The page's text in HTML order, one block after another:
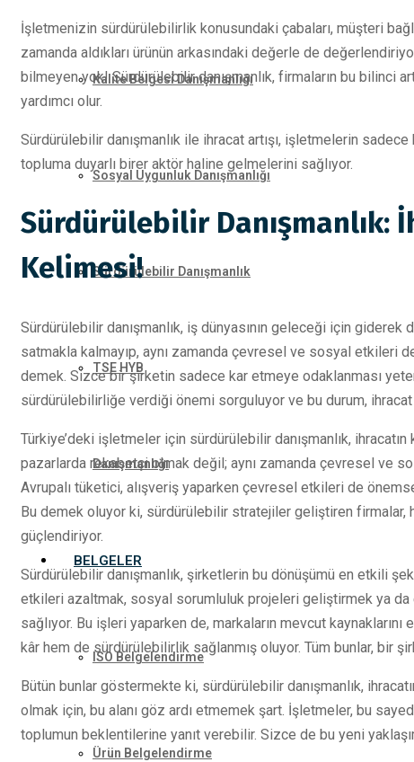
Kalite Belgesi Danışmanlığı
Sosyal Uygunluk Danışmanlığı
Sürdürülebilir Danışmanlık
TSE HYB
Danışmanlığı
BELGELER
ISO Belgelendirme
Ürün Belgelendirme
İşletmenizin sürdürülebilirlik konusundaki çabaları, müşteri
zamanda aldıkları ürünün arkasındaki değerle de
bilmeyen yok! Sürdürülebilir danışmanlık, firmaların bu bilinci
yardımcı olur.
Sürdürülebilir danışmanlık ile ihracat artışı, işletmelerin sadece
topluma duyarlı birer aktör haline gelmelerini sağlıyor.
Sürdürülebilir Danışmanlık:
Kelimesi!
Sürdürülebilir danışmanlık, iş dünyasının geleceği için
satmakla kalmayıp, aynı zamanda çevresel ve sosyal etkileri
demek. Sizce bir şirketin sadece kar etmeye odaklanması
sürdürülebilirliğe verdiği önemi sorguluyor ve bu durum,
Türkiye’deki işletmeler için sürdürülebilir danışmanlık,
pazarlarda rekabetçi olmak değil; aynı zamanda çevresel ve
Avrupalı tüketici, alışveriş yaparken çevresel etkileri de
Bu demek oluyor ki, sürdürülebilir stratejiler geliştiren firmalar,
güçlendiriyor.
Sürdürülebilir danışmanlık, şirketlerin bu dönüşümü en etkili
etkileri azaltmak, sosyal sorumluluk projeleri geliştirmek ya da
sağlıyor. Bu işleri yaparken de, markaların mevcut
kâr hem de sürdürülebilirlik sağlanmış oluyor. Tüm bunlar, bir
Bütün bunlar göstermekte ki, sürdürülebilir danışmanlık,
olmak için, bu alanı göz ardı etmemek şart. İşletmeler, bu
toplumun beklentilerine yanıt verebilir. Sizce de bu yeni